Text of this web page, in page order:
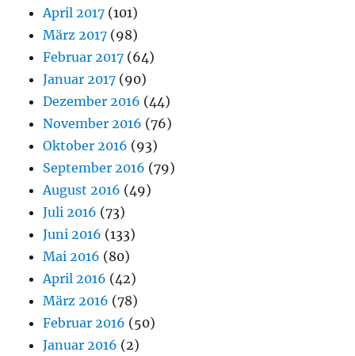
April 2017 (101)
März 2017 (98)
Februar 2017 (64)
Januar 2017 (90)
Dezember 2016 (44)
November 2016 (76)
Oktober 2016 (93)
September 2016 (79)
August 2016 (49)
Juli 2016 (73)
Juni 2016 (133)
Mai 2016 (80)
April 2016 (42)
März 2016 (78)
Februar 2016 (50)
Januar 2016 (2)